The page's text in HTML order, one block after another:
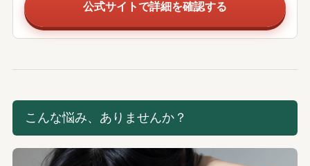
公式サイトで詳細を確認する
こんな悩み、ありませんか？